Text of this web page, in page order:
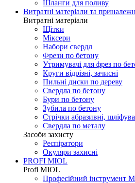
Шланги для поливу
Витратні матеріали та
Витратні матеріали
Щітки
Міксери
Набори свердл
Фрези по бетону
Утримувачі для фрез по
Круги відрізні, зачисні
Пильні диски по дереву
Свердла по бетону
Бури по бетону
Зубила по бетону
Стрічки абразивні,
Свердла по металу
Засоби захисту
Респіратори
Окуляри захисні
PROFI MIOL
Profi MIOL
Професійний інструмент